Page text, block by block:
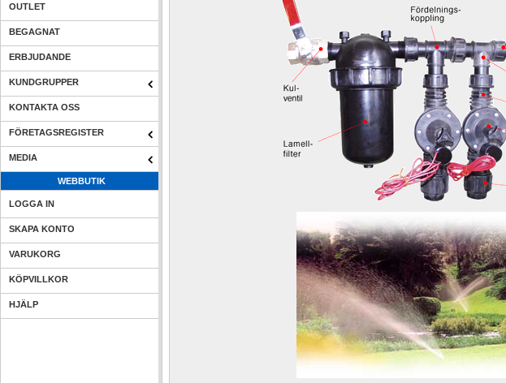
OUTLET
BEGAGNAT
ERBJUDANDE
KUNDGRUPPER
KONTAKTA OSS
FÖRETAGSREGISTER
MEDIA
WEBBUTIK
LOGGA IN
SKAPA KONTO
VARUKORG
KÖPVILLKOR
HJÄLP